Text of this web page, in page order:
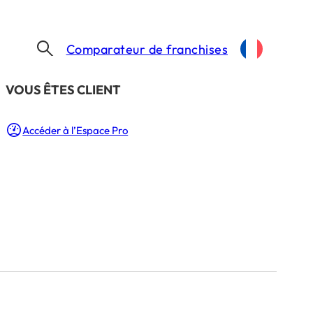
​VOUS ÊTES CLIENT
Accéder à l’Espace Pro
Comparateur de franchises
réduire votre